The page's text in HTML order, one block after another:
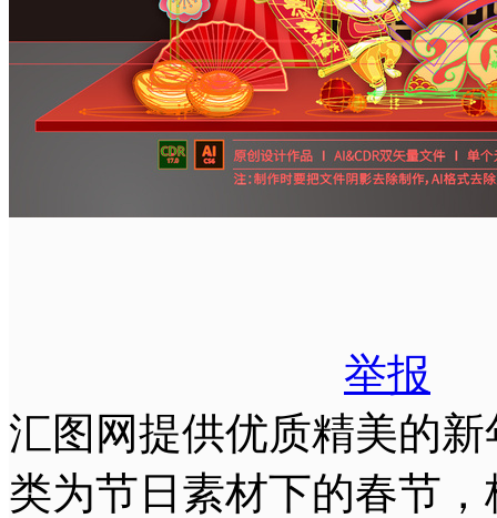
举报
汇图网提供优质精美的
类为节日素材下的春节